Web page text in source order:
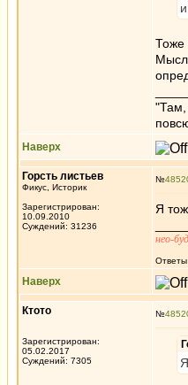
Тоже
"Там,
Наверх
Горсть листьев
Фикус, Историк
Зарегистрирован:
10.09.2010
Суждений: 31236
№
Я
нео-
Ответы
Наверх
Ктото
Зарегистрирован:
05.02.2017
Суждений: 7305
№